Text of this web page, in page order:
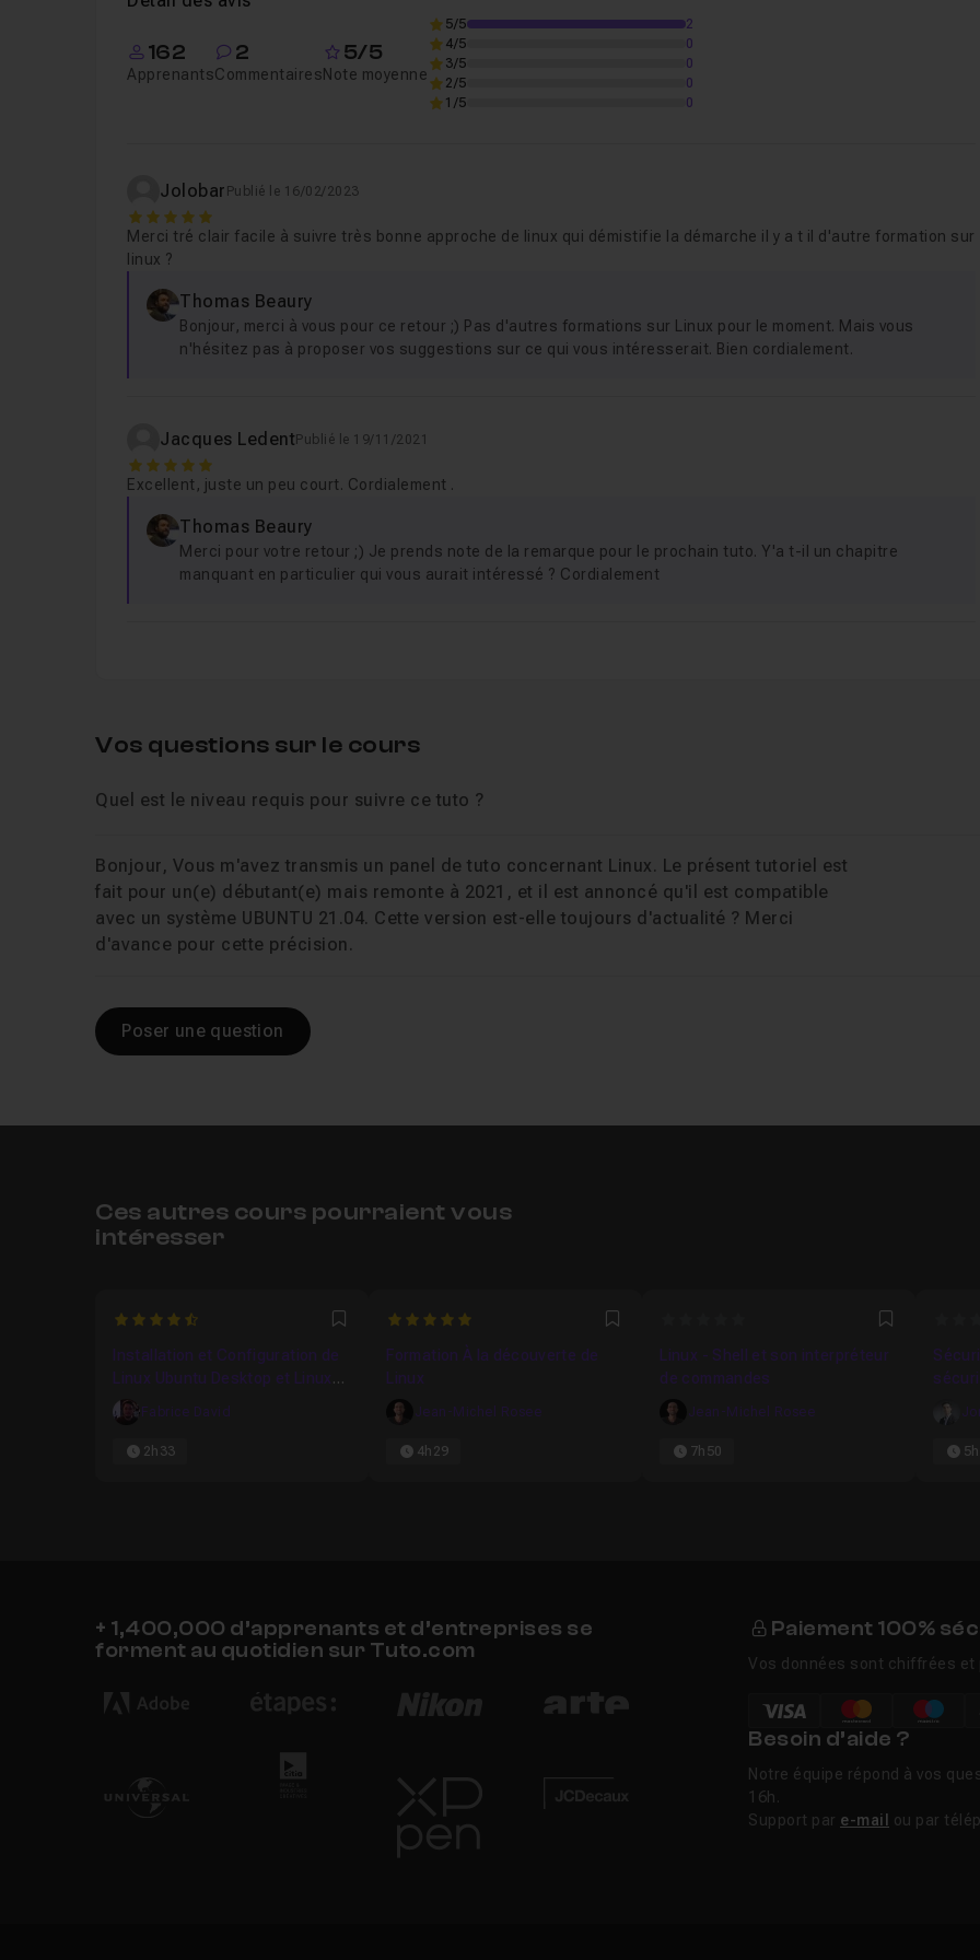
joignable pour répondre à vos questions
Chapitre 5 : Se familiariser avec l'interface 20m24
Chapitre 6 : Le terminal et les commandes de base
Chapitre 8 : Liste de logiciels conseillés 18m16
Chapitre 9 : Fonctionnalités 14m53
162
Apprenants
2
Commentaires
5/5
Note moyenne
5/5
2
4/5
0
3/5
0
2/5
0
1/5
0
Jolobar Publié le 16/02/2023
5
Merci tré clair facile à suivre très bonne approche de linux qui démistifie la démarche il y a t il d'autre formation sur
linux ?
Thomas Beaury
Bonjour, merci à vous pour ce retour ;) Pas d'autres formations sur Linux pour le moment. Mais vous
n'hésitez pas à proposer vos suggestions sur ce qui vous intéresserait. Bien cordialement.
Jacques Ledent Publié le 19/11/2021
5
Excellent, juste un peu court. Cordialement .
Thomas Beaury
Merci pour votre retour ;) Je prends note de la remarque pour le prochain tuto. Y'a t-il un chapitre
manquant en particulier qui vous aurait intéressé ? Cordialement
Vos questions sur le cours
Quel est le niveau requis pour suivre ce tuto ?
Bonjour, Vous m'avez transmis un panel de tuto concernant Linux. Le présent tutoriel est
fait pour un(e) débutant(e) mais remonte à 2021, et il est annoncé qu'il est compatible
avec un système UBUNTU 21.04. Cette version est-elle toujours d'actualité ? Merci
d'avance pour cette précision.
Poser une question
Ces autres cours pourraient vous
intéresser
4.8823529411765 Favori
Installation et Configuration de
Linux Ubuntu Desktop et Linux
Ubuntu Serveur
Fabrice David
2h33
5 Favori
Formation À la découverte de
Linux
Jean-Michel Rosee
4h29
Favori
Linux - Shell et son interpréteur
de commandes
Jean-Michel Rosee
7h50
+ 1,400,000 d’apprenants et d’entreprises se
forment au quotidien sur Tuto.com
Paiement 100%
Vos données sont chiffrées
Besoin d’aide ?
Notre équipe répond à vos
16h.
Support par e-mail ou par